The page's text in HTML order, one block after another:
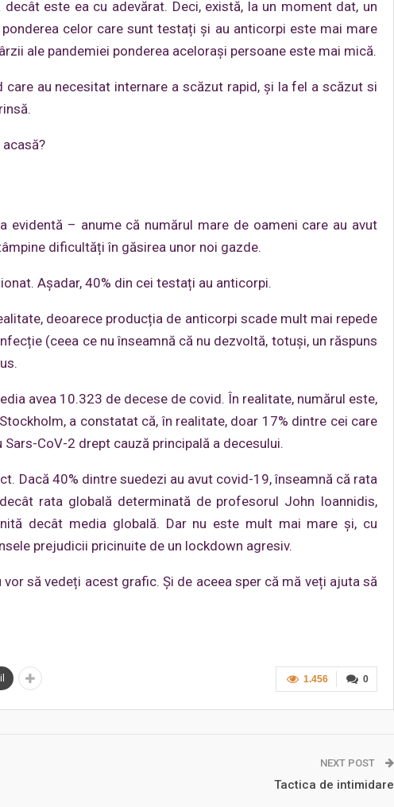
este ea cu adevărat. Deci, există, la un moment dat, un
celor care sunt testați și au anticorpi este mai mare
ale pandemiei ponderea acelorași persoane este mai mică.
au necesitat internare a scăzut rapid, și la fel a scăzut si
evidentă – anume că numărul mare de oameni care au avut
dificultăți în găsirea unor noi gazde.
Așadar, 40% din cei testați au anticorpi.
deoarece producția de anticorpi scade mult mai repede
(ceea ce nu înseamnă că nu dezvoltă, totuși, un răspuns
avea 10.323 de decese de covid. În realitate, numărul este,
a constatat că, în realitate, doar 17% dintre cei care
CoV-2 drept cauză principală a decesului.
Dacă 40% dintre suedezi au avut covid-19, înseamnă că rata
rata globală determinată de profesorul John Ioannidis,
decât media globală. Dar nu este mult mai mare și, cu
prejudicii pricinuite de un lockdown agresiv.
să vedeți acest grafic. Și de aceea sper că mă veți ajuta să
0
1.456
NEXT POST
Tactica de intimidare